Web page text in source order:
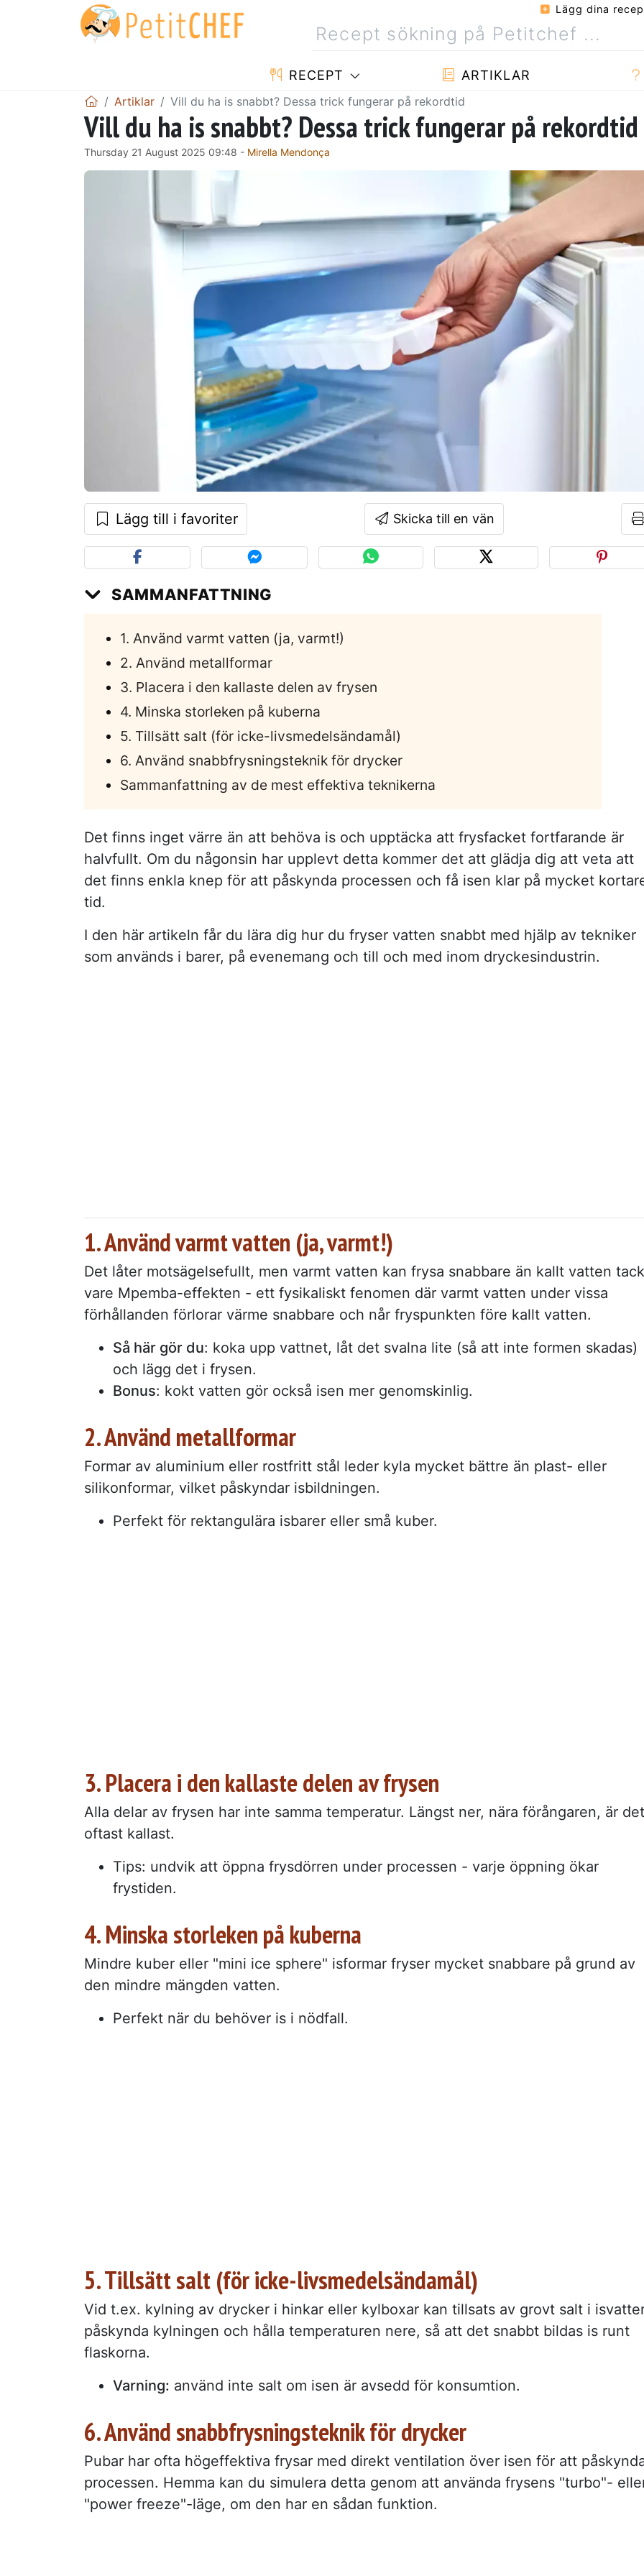
Lägg dina
RECEPT ARTIKLAR
Artiklar Vill du ha is snabbt? Dessa trick fungerar på rekordtid
Vill du ha is snabbt? Dessa trick fungerar på rekordtid
Thursday 21 August 2025 09:48 - Mirella Mendonça
Lägg till i favoriter Skicka till en vän
SAMMANFATTNING
1. Använd varmt vatten (ja, varmt!)
2. Använd metallformar
3. Placera i den kallaste delen av frysen
4. Minska storleken på kuberna
5. Tillsätt salt (för icke-livsmedelsändamål)
6. Använd snabbfrysningsteknik för drycker
Sammanfattning av de mest effektiva teknikerna
Det finns inget värre än att behöva is och upptäcka att frysfacket fortfarande är
halvfullt. Om du någonsin har upplevt detta kommer det att glädja dig att veta att
det finns enkla knep för att påskynda processen och få isen klar på mycket
tid.
I den här artikeln får du lära dig hur du fryser vatten snabbt med hjälp av tekniker
som används i barer, på evenemang och till och med inom dryckesindustrin.
1. Använd varmt vatten (ja, varmt!)
Det låter motsägelsefullt, men varmt vatten kan frysa snabbare än kallt vatten tack
vare Mpemba-effekten - ett fysikaliskt fenomen där varmt vatten under vissa
förhållanden förlorar värme snabbare och når fryspunkten före kallt vatten.
Så här gör du: koka upp vattnet, låt det svalna lite (så att inte formen skadas)
och lägg det i frysen.
Bonus: kokt vatten gör också isen mer genomskinlig.
2. Använd metallformar
Formar av aluminium eller rostfritt stål leder kyla mycket bättre än plast- eller
silikonformar, vilket påskyndar isbildningen.
Perfekt för rektangulära isbarer eller små kuber.
3. Placera i den kallaste delen av frysen
Alla delar av frysen har inte samma temperatur. Längst ner, nära förångaren, är det
oftast kallast.
Tips: undvik att öppna frysdörren under processen - varje öppning ökar
frystiden.
4. Minska storleken på kuberna
Mindre kuber eller "mini ice sphere" isformar fryser mycket snabbare på grund av
den mindre mängden vatten.
Perfekt när du behöver is i nödfall.
5. Tillsätt salt (för icke-livsmedelsändamål)
Vid t.ex. kylning av drycker i hinkar eller kylboxar kan tillsats av grovt salt i
påskynda kylningen och hålla temperaturen nere, så att det snabbt bildas is runt
flaskorna.
Varning: använd inte salt om isen är avsedd för konsumtion.
6. Använd snabbfrysningsteknik för drycker
Pubar har ofta högeffektiva frysar med direkt ventilation över isen för att
processen. Hemma kan du simulera detta genom att använda frysens "turbo"-
"power freeze"-läge, om den har en sådan funktion.